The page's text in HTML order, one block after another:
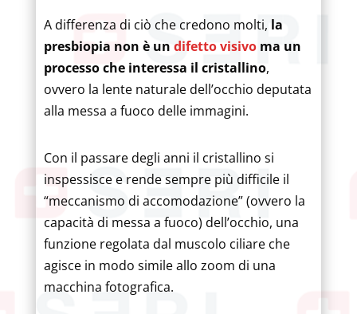
A differenza di ciò che credono molti, la
presbiopia non è un difetto visivoma un
processo che interessa il cristallino,
ovvero la lente naturale dell’occhio deputata
alla messa a fuoco delle immagini.
Con il passare degli anni il cristallino si
inspessisce e rende sempre più difficile il
“meccanismo di accomodazione” (ovvero la
capacità di messa a fuoco) dell’occhio, una
funzione regolata dal muscolo ciliare che
agisce in modo simile allo zoom di una
macchina fotografica.